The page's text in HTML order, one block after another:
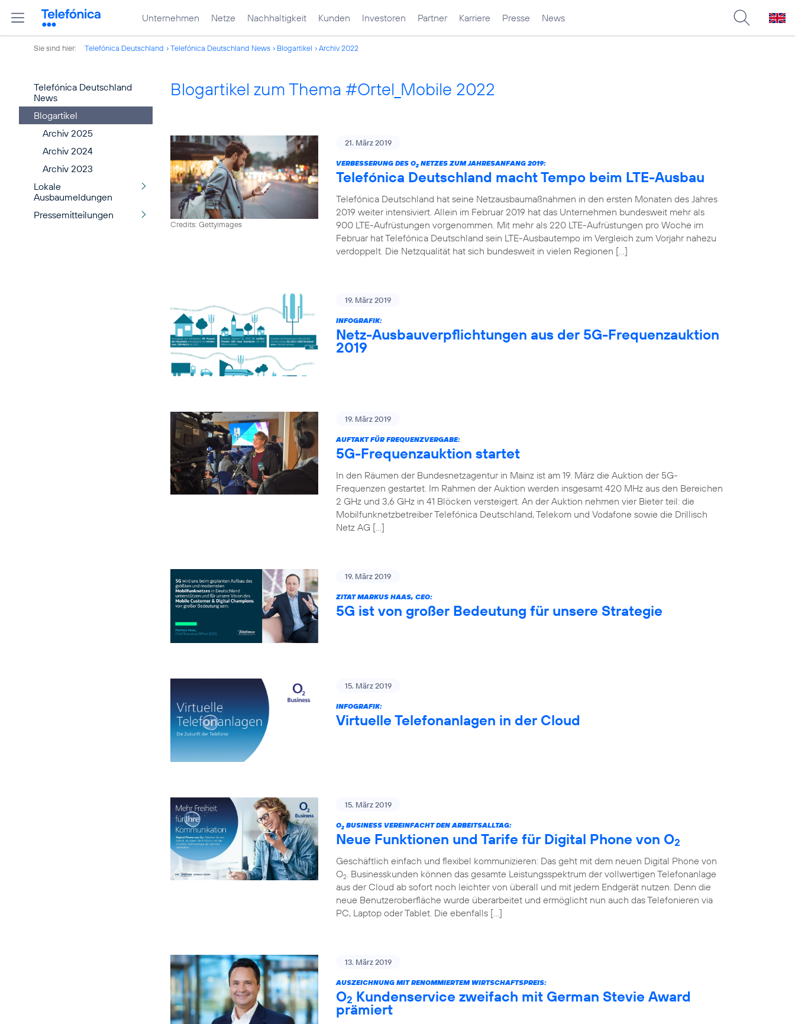
Unternehmen Netze Nachhaltigkeit Kunden Investoren Partner Karriere Presse News
Sie sind hier: Telefónica Deutschland Telefónica Deutschland News Blogartikel Archiv 2022
Telefónica Deutschland
News
Blogartikel
Archiv 2025
Archiv 2024
Archiv 2023
Lokale
Ausbaumeldungen
Pressemitteilungen
Blogartikel zum Thema #Ortel_Mobile 2022
Credits: Gettyimages
21. März 2019
VERBESSERUNG DES O2 NETZES ZUM JAHRESANFANG 2019:
Telefónica Deutschland macht Tempo beim LTE-Ausbau
Telefónica Deutschland hat seine Netzausbaumaßnahmen in den ersten Monaten des Jahres
2019 weiter intensiviert. Allein im Februar 2019 hat das Unternehmen bundesweit mehr als
900 LTE-Aufrüstungen vorgenommen. Mit mehr als 220 LTE-Aufrüstungen pro Woche im
Februar hat Telefónica Deutschland sein LTE-Ausbautempo im Vergleich zum Vorjahr nahezu
verdoppelt. Die Netzqualität hat sich bundesweit in vielen Regionen […]
19. März 2019
INFOGRAFIK:
Netz-Ausbauverpflichtungen aus der 5G-Frequenzauktion
2019
19. März 2019
AUFTAKT FÜR FREQUENZVERGABE:
5G-Frequenzauktion startet
In den Räumen der Bundesnetzagentur in Mainz ist am 19. März die Auktion der 5G-
Frequenzen gestartet. Im Rahmen der Auktion werden insgesamt 420 MHz aus den Bereichen
2 GHz und 3,6 GHz in 41 Blöcken versteigert. An der Auktion nehmen vier Bieter teil: die
Mobilfunknetzbetreiber Telefónica Deutschland, Telekom und Vodafone sowie die Drillisch
Netz AG […]
19. März 2019
ZITAT MARKUS HAAS, CEO:
5G ist von großer Bedeutung für unsere Strategie
15. März 2019
INFOGRAFIK:
Virtuelle Telefonanlagen in der Cloud
15. März 2019
O2 BUSINESS VEREINFACHT DEN ARBEITSALLTAG:
Neue Funktionen und Tarife für Digital Phone von O2
Geschäftlich einfach und flexibel kommunizieren: Das geht mit dem neuen Digital Phone von
O2 . Businesskunden können das gesamte Leistungsspektrum der vollwertigen Telefonanlage
aus der Cloud ab sofort noch leichter von überall und mit jedem Endgerät nutzen. Denn die
neue Benutzeroberfläche wurde überarbeitet und ermöglicht nun auch das Telefonieren via
PC, Laptop oder Tablet. Die ebenfalls […]
13. März 2019
AUSZEICHNUNG MIT RENOMMIERTEM WIRTSCHAFTSPREIS:
O2 Kundenservice zweifach mit German Stevie Award
prämiert